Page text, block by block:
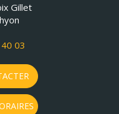
Gillet
03